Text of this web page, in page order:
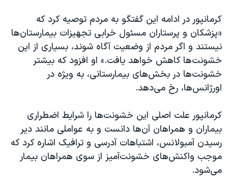
کرمانپور در ادامه این گفتگو به مردم توصیه کرد که
«پزشکان و پرستاران مسئول خرابی تجهیزات بیمارستان‌ها
نیستند و اگر مردم از وضعیت آگاه شوند، بسیاری از این
خشونت‌ها کاهش خواهد یافت.» او افزود که بیشتر
خشونت‌ها در بخش‌های بیمارستانی، به ویژه در
اورژانس‌ها، رخ می‌دهد.
کرمانپور علت اصلی این خشونت‌ها را شرایط اضطراری
بیماران و همراهان آن‌ها دانست و به عواملی مانند دیر
رسیدن آمبولانس، اشتباهات آدرسی و ترافیک اشاره کرد که
موجب واکنش‌های خشونت‌آمیز از سوی همراهان بیمار
می‌شود.